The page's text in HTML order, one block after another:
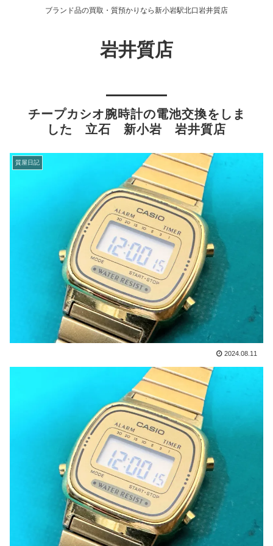
ブランド品の買取・質預かりなら新小岩駅北口岩井質店
岩井質店
チープカシオ腕時計の電池交換をしま
した 立石 新小岩 岩井質店
質屋日記
2024.08.11